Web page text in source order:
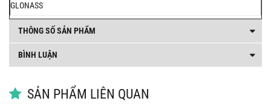
GLONASS
THÔNG SỐ SẢN PHẨM
BÌNH LUẬN
SẢN PHẨM LIÊN QUAN